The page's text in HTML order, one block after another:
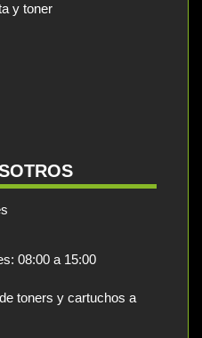
y toner
08:00 a 15:00
toners y cartuchos a